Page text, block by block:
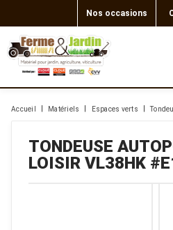
Nos occasions
Accueil Matériels Espaces verts
TONDEUSE
LOISIR VL38HK